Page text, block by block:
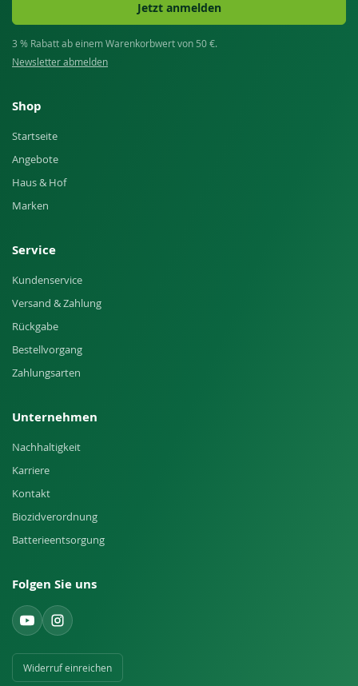
Jetzt anmelden
3 % Rabatt ab einem Warenkorbwert von 50 €.
Newsletter abmelden
Shop
Startseite
Angebote
Haus & Hof
Marken
Service
Kundenservice
Versand & Zahlung
Rückgabe
Bestellvorgang
Zahlungsarten
Unternehmen
Nachhaltigkeit
Karriere
Kontakt
Biozidverordnung
Batterieentsorgung
Folgen Sie uns
Widerruf einreichen